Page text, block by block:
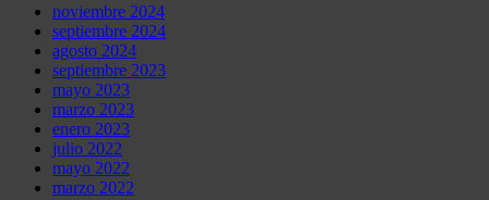
noviembre 2024
septiembre 2024
agosto 2024
septiembre 2023
mayo 2023
marzo 2023
enero 2023
julio 2022
mayo 2022
marzo 2022